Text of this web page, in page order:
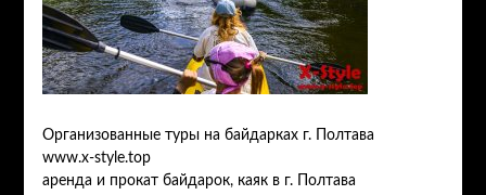
Организованные туры на байдарках г. Полтава
www.x-style.top
аренда и прокат байдарок, каяк в г. Полтава